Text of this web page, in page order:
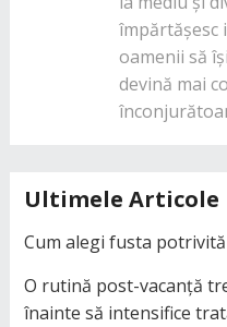
împărtășesc
oamenii să
devină mai
Ultimele Articole
Cum alegi fusta
O rutină post-vacanță
înainte să intensifice